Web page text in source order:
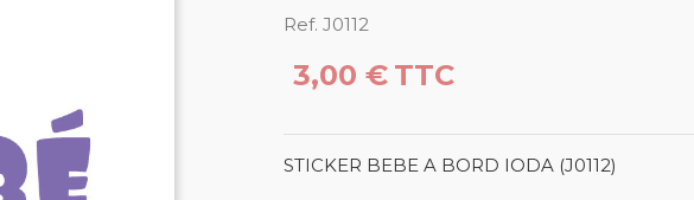
Ref. J0112
3,00 € TTC
STICKER BEBE A BORD IODA (J0112)